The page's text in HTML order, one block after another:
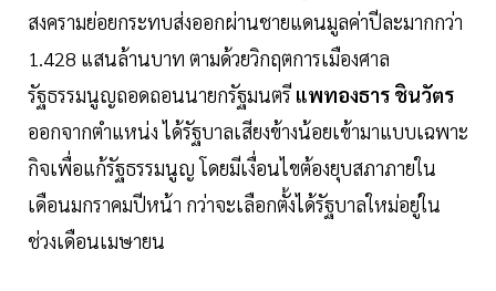
สงครามย่อยกระทบส่งออกผ่านชายแดนมูลค่าปีละมากกว่า
1.428 แสนล้านบาท ตามด้วยวิกฤตการเมืองศาล
รัฐธรรมนูญถอดถอนนายกรัฐมนตรี แพทองธาร ชินวัตร
ออกจากตำแหน่ง ได้รัฐบาลเสียงข้างน้อยเข้ามาแบบเฉพาะ
กิจเพื่อแก้รัฐธรรมนูญ โดยมีเงื่อนไขต้องยุบสภาภายใน
เดือนมกราคมปีหน้า กว่าจะเลือกตั้งได้รัฐบาลใหม่อยู่ใน
ช่วงเดือนเมษายน